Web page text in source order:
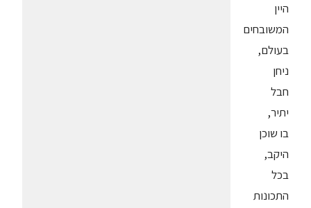
היין
המשובחים
בעולם,
ניחן
חבל
יתיר,
בו שוכן
היקב,
בכל
התכונות